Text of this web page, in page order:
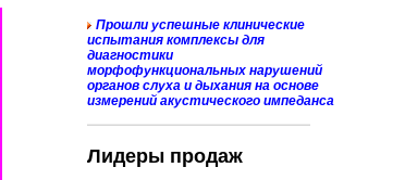
Прошли успешные клинические
испытания комплексы для
диагностики
морфофункциональных нарушений
органов слуха и дыхания на основе
измерений акустического импеданса
Лидеры продаж